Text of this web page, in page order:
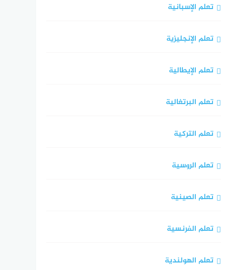
تعلم الإسبانية
تعلم الإنجليزية
تعلم الإيطالية
تعلم البرتغالية
تعلم التركية
تعلم الروسية
تعلم الصينية
تعلم الفرنسية
تعلم الهولندية